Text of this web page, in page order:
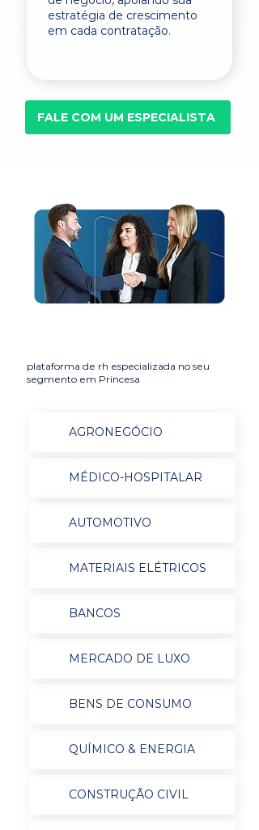
estratégia de crescimento
em cada contratação.
FALE COM UM ESPECIALISTA
plataforma de rh especializada no seu
segmento em Princesa
AGRONEGÓCIO
MÉDICO-HOSPITALAR
AUTOMOTIVO
MATERIAIS ELÉTRICOS
BANCOS
MERCADO DE LUXO
BENS DE CONSUMO
QUÍMICO & ENERGIA
CONSTRUÇÃO CIVIL